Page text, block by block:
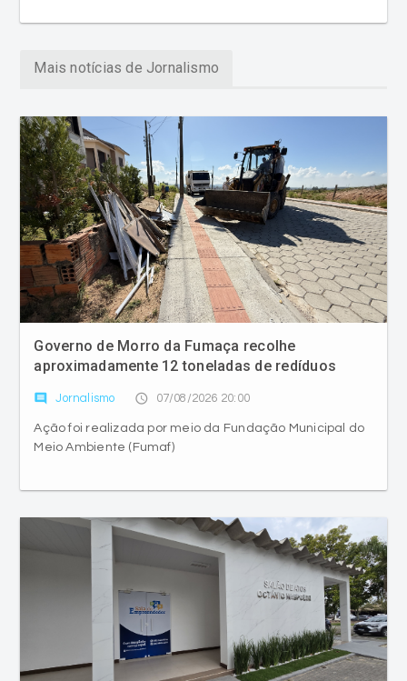
Mais notícias de Jornalismo
Governo de Morro da Fumaça recolhe
aproximadamente 12 toneladas de redíduos
comment Jornalismo access_time 07/08/2026 20:00
Ação foi realizada por meio da Fundação Municipal do
Meio Ambiente (Fumaf)